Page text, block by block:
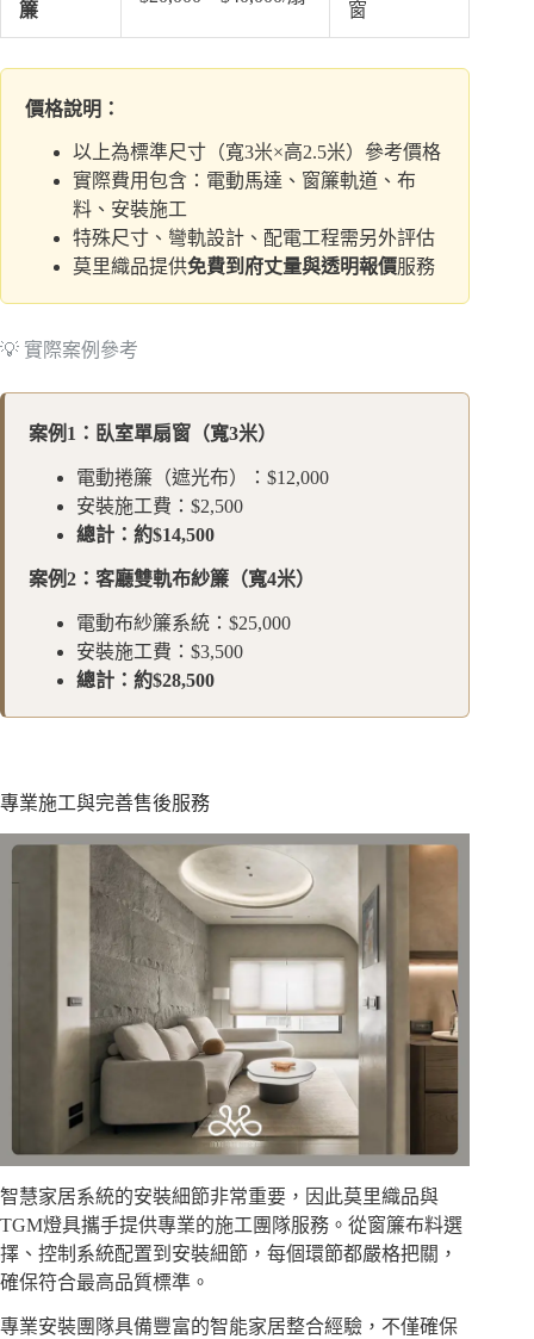
簾 窗
價格說明：
以上為標準尺寸（寬3米×高2.5米）參考價格
實際費用包含：電動馬達、窗簾軌道、布
料、安裝施工
特殊尺寸、彎軌設計、配電工程需另外評估
莫里織品提供免費到府丈量與透明報價服務
💡 實際案例參考
案例1：臥室單扇窗（寬3米）
電動捲簾（遮光布）：$12,000
安裝施工費：$2,500
總計：約$14,500
案例2：客廳雙軌布紗簾（寬4米）
電動布紗簾系統：$25,000
安裝施工費：$3,500
總計：約$28,500
專業施工與完善售後服務
智慧家居系統的安裝細節非常重要，因此莫里織品與
TGM燈具攜手提供專業的施工團隊服務。從窗簾布料選
擇、控制系統配置到安裝細節，每個環節都嚴格把關，
確保符合最高品質標準。
專業安裝團隊具備豐富的智能家居整合經驗，不僅確保